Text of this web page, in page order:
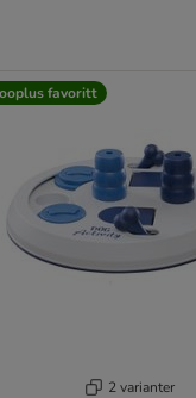
favoritt
2 varianter